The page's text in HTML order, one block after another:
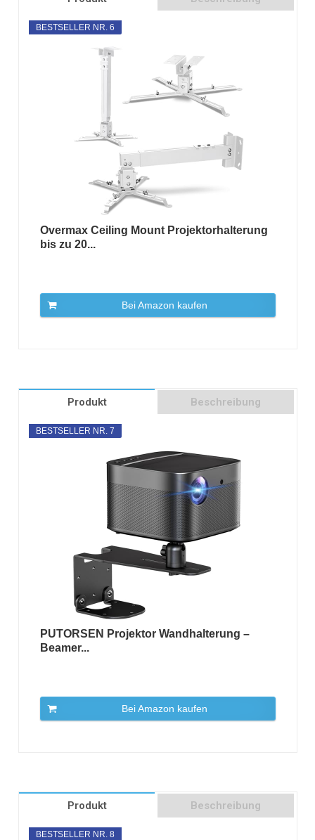
BESTSELLER NR. 6
Overmax Ceiling Mount Projektorhalterung
bis zu 20...
Bei Amazon kaufen
Produkt Beschreibung
BESTSELLER NR. 7
PUTORSEN Projektor Wandhalterung –
Beamer...
Bei Amazon kaufen
Produkt Beschreibung
BESTSELLER NR. 8